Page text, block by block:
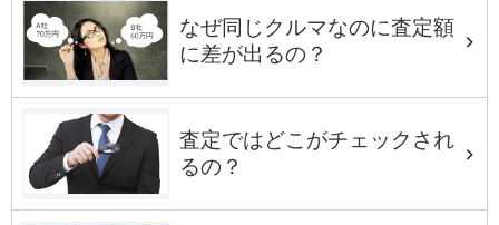
なぜ同じクルマなのに査定額
に差が出るの？
査定ではどこがチェックされ
るの？